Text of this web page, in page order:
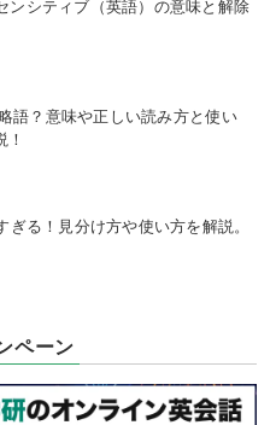
シティブ（英語）の意味と解除
語？意味や正しい読み方と使い
ぎる！見分け方や使い方を解説。
ペーン